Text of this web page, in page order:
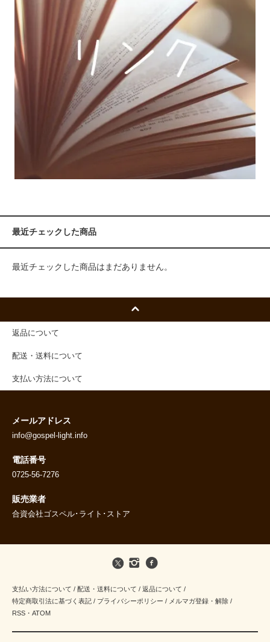
最近チェックした商品
最近チェックした商品はまだありません。
返品について
配送・送料について
支払い方法について
メールアドレス
info@gospel-light.info
電話番号
0725-56-7276
販売業者
合資会社ゴスペル･ライト･ストア
支払い方法について / 配送・送料について / 返品について /
特定商取引法に基づく表記 / プライバシーポリシー / メルマガ登録・解除 /
RSS ・ ATOM